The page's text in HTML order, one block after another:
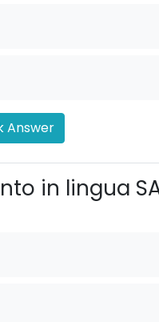
Answer
in lingua